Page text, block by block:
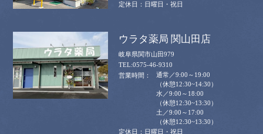
日曜日・祝日
ウラタ薬局 関山田店
岐阜県関市山田979
0575-46-9310
通常／9:00～19:00
（休憩12:30~14:30）
水／9:00～18:00
（休憩12:30~13:30）
土／9:00～17:00
（休憩12:30~13:30）
日曜日・祝日